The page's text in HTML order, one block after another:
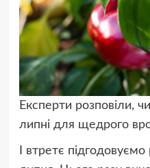
Експерти розповіли,
липні для щедрого
І втретє